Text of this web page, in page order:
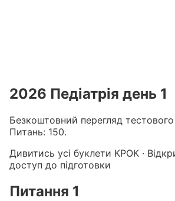
2026 Педіатрія день 1
Безкоштовний перегляд
Питань: 150.
Дивитись усі буклети КРОК ·
доступ до підготовки
Питання 1